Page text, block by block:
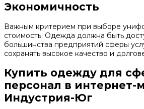
Экономичность
Важным критерием при выборе
стоимость. Одежда должна быть
большинства предприятий сферы
сохранять высокое качество и
Купить одежду для
персонал в интернет-
Индустрия-Юг